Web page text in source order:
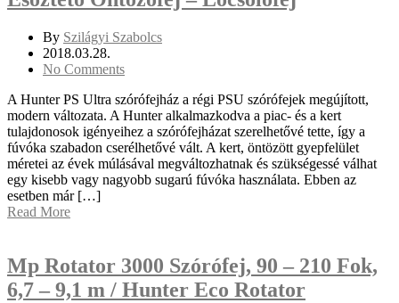
By Szilágyi Szabolcs
2018.03.28.
No Comments
A Hunter PS Ultra szórófejház a régi PSU szórófejek megújított,
modern változata. A Hunter alkalmazkodva a piac- és a kert
tulajdonosok igényeihez a szórófejházat szerelhetővé tette, így a
fúvóka szabadon cserélhetővé vált. A kert, öntözött gyepfelület
méretei az évek múlásával megváltozhatnak és szükségessé válhat
egy kisebb vagy nagyobb sugarú fúvóka használata. Ebben az
esetben már […]
Read More
Mp Rotator 3000 Szórófej, 90 – 210 Fok,
6,7 – 9,1 m / Hunter Eco Rotator